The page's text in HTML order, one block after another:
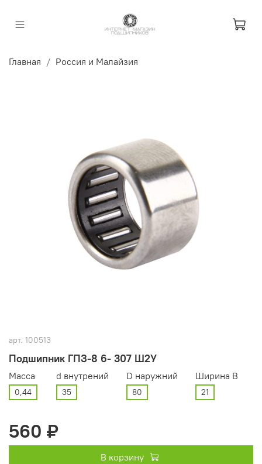
Главная Россия и Малайзия
арт. 100513
Подшипник ГПЗ-8 6- 307 Ш2У
Масса
0,44
d внутрений
35
D наружний
80
Ширина В
21
560 ₽
В корзину